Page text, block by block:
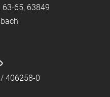
63-65, 63849
406258-0